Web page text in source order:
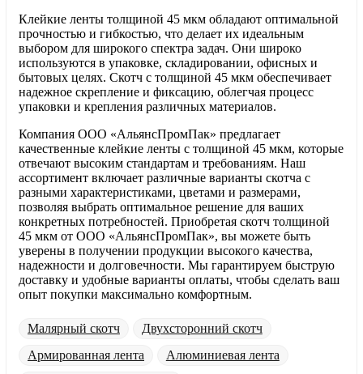
Клейкие ленты толщиной 45 мкм обладают оптимальной
прочностью и гибкостью, что делает их идеальным
выбором для широкого спектра задач. Они широко
используются в упаковке, складировании, офисных и
бытовых целях. Скотч с толщиной 45 мкм обеспечивает
надежное скрепление и фиксацию, облегчая процесс
упаковки и крепления различных материалов.
Компания ООО «АльянсПромПак» предлагает
качественные клейкие ленты с толщиной 45 мкм, которые
отвечают высоким стандартам и требованиям. Наш
ассортимент включает различные варианты скотча с
разными характеристиками, цветами и размерами,
позволяя выбрать оптимальное решение для ваших
конкретных потребностей. Приобретая скотч толщиной
45 мкм от ООО «АльянсПромПак», вы можете быть
уверены в получении продукции высокого качества,
надежности и долговечности. Мы гарантируем быструю
доставку и удобные варианты оплаты, чтобы сделать ваш
опыт покупки максимально комфортным.
Малярный скотч
Двухсторонний скотч
Армированная лента
Алюминиевая лента